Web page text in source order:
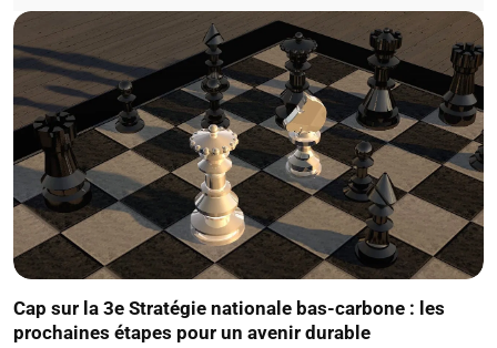
Cap sur la 3e Stratégie nationale bas-carbone : les
prochaines étapes pour un avenir durable